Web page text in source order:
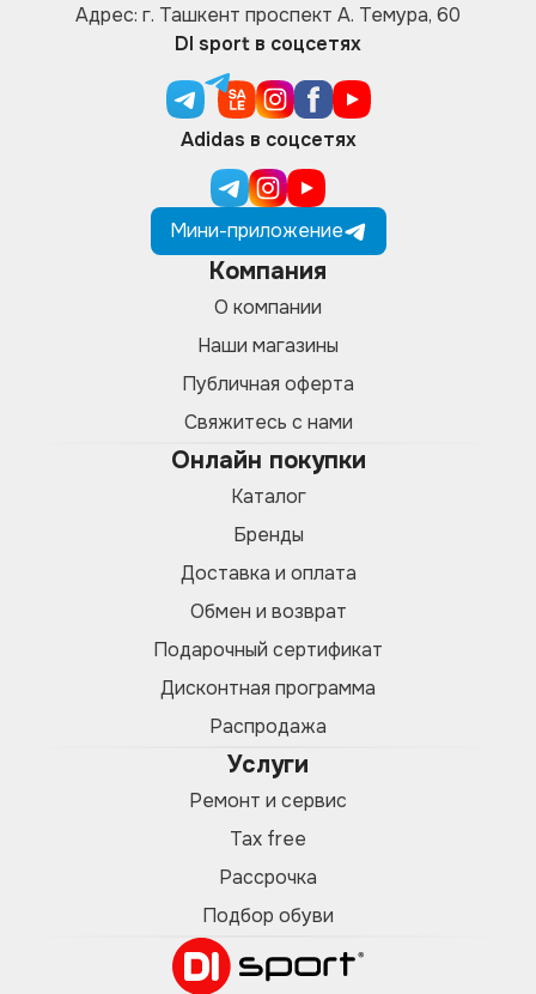
Адрес: г. Ташкент проспект А. Темура, 60
DI sport в соцсетях
Adidas в соцсетях
Мини-приложение
Компания
О компании
Наши магазины
Публичная оферта
Свяжитесь с нами
Онлайн покупки
Каталог
Бренды
Доставка и оплата
Обмен и возврат
Подарочный сертификат
Дисконтная программа
Распродажа
Услуги
Ремонт и сервис
Tax free
Рассрочка
Подбор обуви